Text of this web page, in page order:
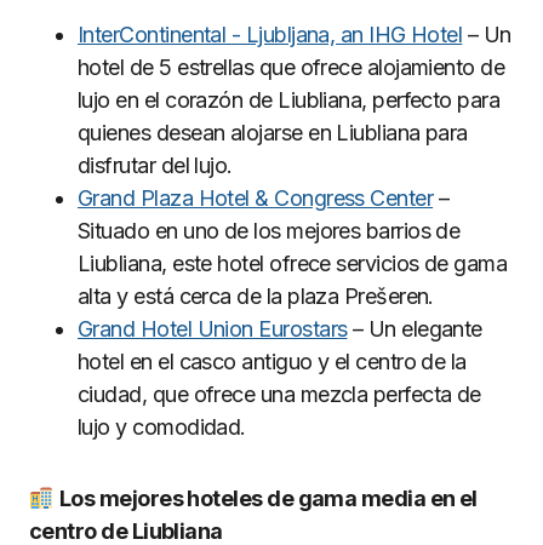
InterContinental - Ljubljana, an IHG Hotel – Un
hotel de 5 estrellas que ofrece alojamiento de
lujo en el corazón de Liubliana, perfecto para
quienes desean alojarse en Liubliana para
disfrutar del lujo.
Grand Plaza Hotel & Congress Center–
Situado en uno de los mejores barrios de
Liubliana, este hotel ofrece servicios de gama
alta y está cerca de la plaza Prešeren.
Grand Hotel Union Eurostars– Un elegante
hotel en el casco antiguo y el centro de la
ciudad, que ofrece una mezcla perfecta de
lujo y comodidad.
Los mejores hoteles de gama media en el
centro de Liubliana